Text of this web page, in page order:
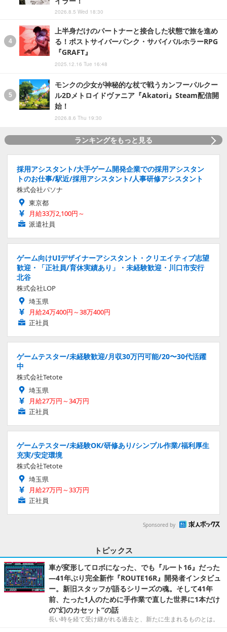
2026.8.5 Wed 18:30
上半身だけのパートナーと接合した状態で旅を進め
る！ポストサイバーパンク・サバイバルホラーRPG
『GRAFT』
2025.12.16 Tue 16:48
モンクの少女が神秘的な杖で戦うカンフーパルクー
ル2Dメトロイドヴァニア『Akatori』Steam配信開
始！
2026.8.6 Thu 19:30
ランキングをもっと見る
採用アシスタント/大手ゲーム開発企業での採用アシスタン
トのお仕事/駅近/採用アシスタント/人事研修アシスタント
株式会社パソナ
東京都
月給33万2,100円～
派遣社員
ゲーム向けUIデザイナーアシスタント・クリエイティブ志望
歓迎・「正社員/育休実績あり」・未経験歓迎・川口市安行
北谷
株式会社LOP
埼玉県
月給24万400円～38万400円
正社員
ゲームテスター/未経験歓迎/月収30万円可能/20〜30代活躍
中
株式会社Tetote
埼玉県
月給27万円～34万円
正社員
ゲームテスター/未経験OK/研修あり/シンプル作業/福利厚生
充実/安定環境
株式会社Tetote
埼玉県
月給27万円～33万円
正社員
Sponsored by
トピックス
車が変形してロボになった、でも『ルート16』だった
―41年ぶり完全新作『ROUTE16R』開発者インタビュ
ー。新旧スタッフが語るシリーズの魂。そして41年
前、たった1人のために手作業で直した世界に1本だけ
の“幻のカセット”の話
長い時を経て受け継がれる過去と、新たに生まれるものとは。